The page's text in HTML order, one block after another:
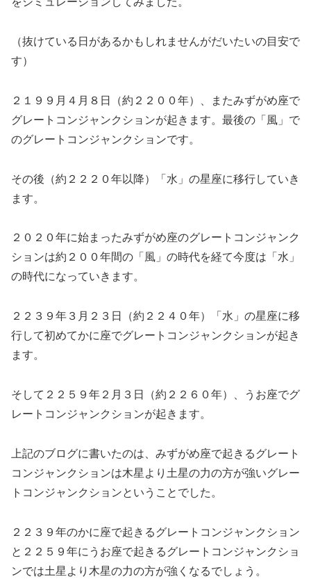
（抜けている日があるかもしれませんがだいたいの目安で
す）
２１９９月４月８日（約２２００年）、またみずがめ座で
グレートコンジャンクションが起きます。最後の「風」で
のグレートコンジャンクションです。
その後（約２２２０年以降）「水」の星座に移行していき
ます。
２０２０年に始まったみずがめ座のグレートコンジャンク
ションは約２００年間の「風」の時代を経て今度は「水」
の時代になっていきます。
２２３９年３月２３日（約２２４０年）「水」の星座に移
行して初めてかに座でグレートコンジャンクションが起き
ます。
そして２２５９年２月３日（約２２６０年）、うお座でグ
レートコンジャンクションが起きます。
上記のブログに書いたのは、みずがめ座で起きるグレート
コンジャンクションは木星より土星の力の方が強いグレー
トコンジャンクションということでした。
２２３９年のかに座で起きるグレートコンジャンクション
と２２５９年にうお座で起きるグレートコンジャンクショ
ンでは土星より木星の力の方が強くなるでしょう。